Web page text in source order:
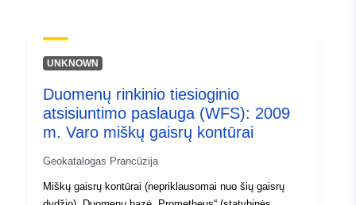
Rūšis:
Išteklius:
http://inspire.ec.europa.eu/
codelist/SpatialDataServiceType/
UNKNOWN
Duomenų rinkinio tiesioginio
atsisiuntimo paslauga (WFS): 2009
m. Varo miškų gaisrų kontūrai
Geokatalogas Prancūzija
Miškų gaisrų kontūrai (nepriklausomai nuo šių gaisrų